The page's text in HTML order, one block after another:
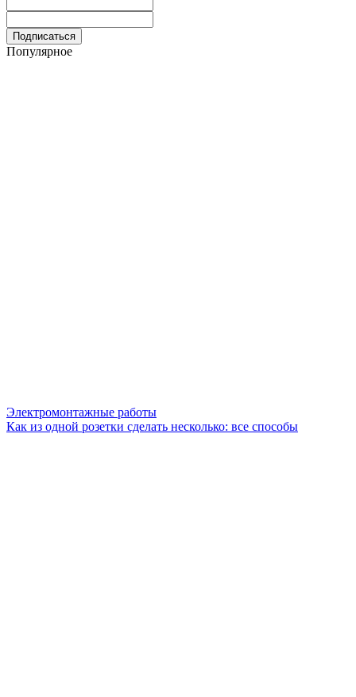
Популярное
Электромонтажные работы
Как из одной розетки сделать несколько: все способы